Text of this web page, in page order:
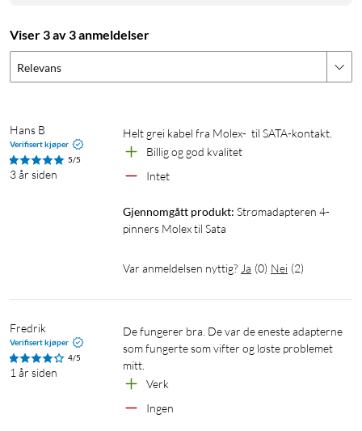
Viser 3 av 3 anmeldelser
Relevans
Hans B
Verifisert kjøper
5/5
3 år siden
Helt grei kabel fra Molex-  til SATA-kontakt.
Billig og god kvalitet
Intet
Gjennomgått produkt: Strømadapteren 4-
pinners Molex til Sata
Var anmeldelsen nyttig? Ja (0) Nei (2)
Fredrik
Verifisert kjøper
4/5
1 år siden
De fungerer bra. De var de eneste adapterne
som fungerte som vifter og løste problemet
mitt.
Verk
Ingen